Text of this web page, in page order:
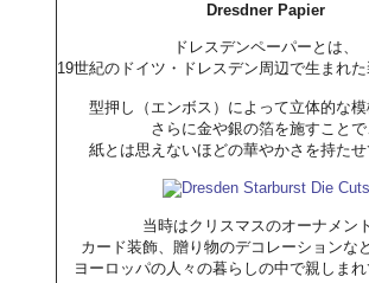
Dresdner Papier
ドレスデンペーパーとは、
19世紀のドイツ・ドレスデン周辺で生まれた
型押し（エンボス）によって立体的な模
さらに金や銀の箔を施すことで
紙とは思えないほどの華やかさを持たせ
当時はクリスマスのオーナメン
カード装飾、贈り物のデコレーションな
ヨーロッパの人々の暮らしの中で親しまれ